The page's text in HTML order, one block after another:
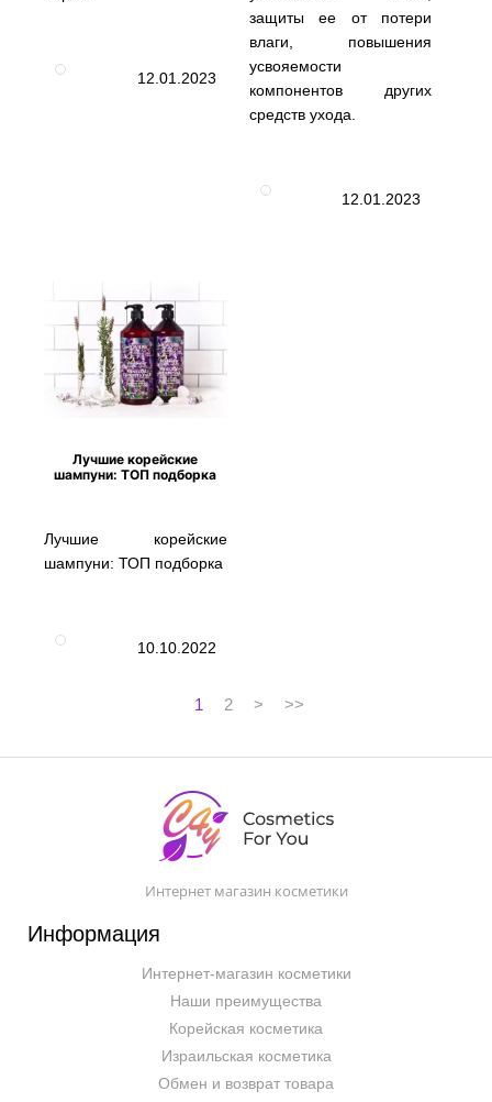
12.01.2023
защиты ее от потери
влаги, повышения
усвояемости
компонентов других
средств ухода.
12.01.2023
Лучшие корейские
шампуни: ТОП подборка
Лучшие корейские
шампуни: ТОП подборка
10.10.2022
1 2 > >>
Интернет магазин косметики
Информация
Интернет-магазин косметики
Наши преимущества
Корейская косметика
Израильская косметика
Обмен и возврат товара